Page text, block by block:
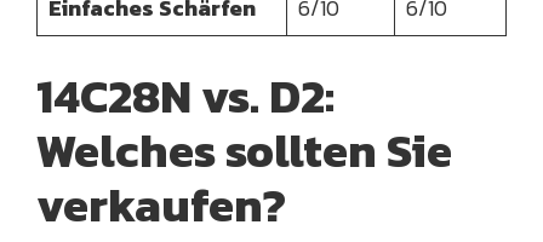
Einfaches Schärfen
6/10 6/10
14C28N vs. D2:
Welches sollten Sie
verkaufen?